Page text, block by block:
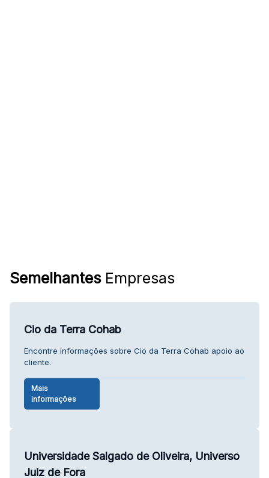
SemelhantesEmpresas
Cio da Terra Cohab
Encontre informações sobre Cio da Terra Cohab apoio ao
cliente.
Mais
informações
Universidade Salgado de Oliveira, Universo
Juiz de Fora